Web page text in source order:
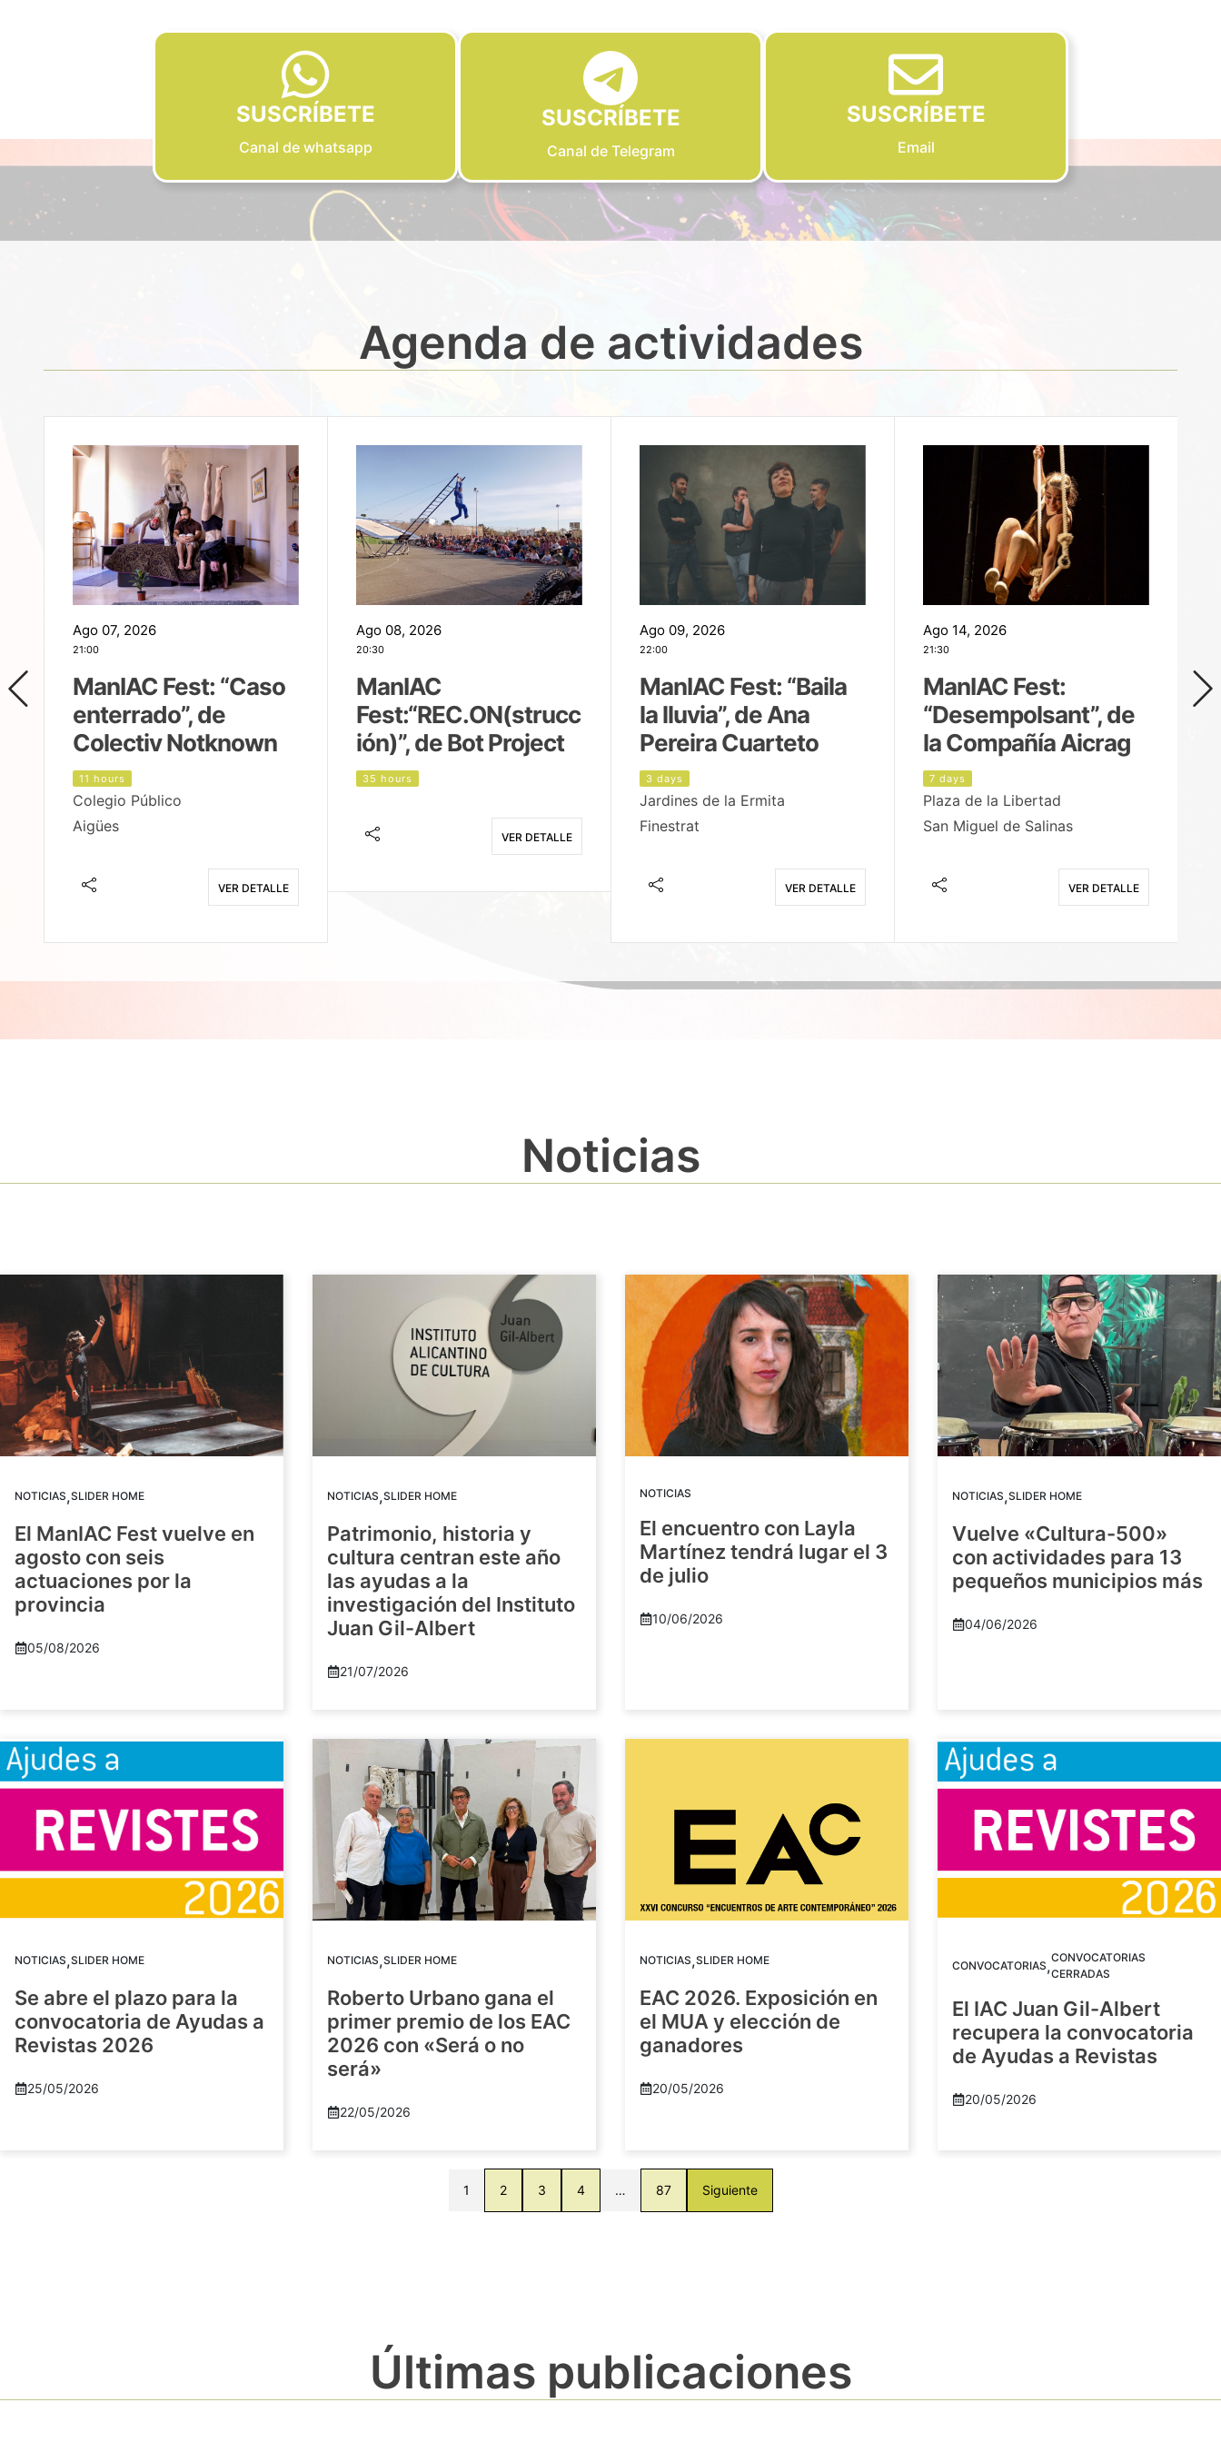
SUSCRÍBETE
Canal de whatsapp
SUSCRÍBETE
Canal de Telegram
SUSCRÍBETE
Email
Agenda de actividades
Ago 07, 2026
21:00
ManIAC Fest: “Caso
enterrado”, de
Colectiv Notknown
11 hours
Colegio Público
Aigües
VER DETALLE
Ago 08, 2026
20:30
ManIAC
Fest:“REC.ON(strucc
ión)”, de Bot Project
35 hours
VER DETALLE
Ago 09, 2026
22:00
ManIAC Fest: “Baila
la lluvia”, de Ana
Pereira Cuarteto
3 days
Jardines de la Ermita
Finestrat
VER DETALLE
Ago 14, 2026
21:30
ManIAC Fest:
“Desempolsant”, de
la Compañía Aicrag
7 days
Plaza de la Libertad
San Miguel de Salinas
VER DETALLE
Noticias
NOTICIAS,SLIDER HOME
El ManIAC Fest vuelve en
agosto con seis
actuaciones por la
provincia
05/08/2026
NOTICIAS,SLIDER HOME
Patrimonio, historia y
cultura centran este año
las ayudas a la
investigación del Instituto
Juan Gil-Albert
21/07/2026
NOTICIAS
El encuentro con Layla
Martínez tendrá lugar el 3
de julio
10/06/2026
NOTICIAS,SLIDER HOME
Vuelve «Cultura-500»
con actividades para 13
pequeños municipios más
04/06/2026
NOTICIAS,SLIDER HOME
Se abre el plazo para la
convocatoria de Ayudas a
Revistas 2026
25/05/2026
NOTICIAS,SLIDER HOME
Roberto Urbano gana el
primer premio de los EAC
2026 con «Será o no
será»
22/05/2026
NOTICIAS,SLIDER HOME
EAC 2026. Exposición en
el MUA y elección de
ganadores
20/05/2026
CONVOCATORIAS,CONVOCATORIAS
CERRADAS
El IAC Juan Gil-Albert
recupera la convocatoria
de Ayudas a Revistas
20/05/2026
1 2 3 4 … 87 Siguiente
Últimas publicaciones